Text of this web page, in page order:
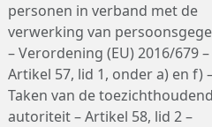
personen in verband met de
verwerking van
– Verordening (EU) 2016/679 –
Artikel 57, lid 1, onder a) en f)
Taken van de
autoriteit – Artikel 58, lid 2 –